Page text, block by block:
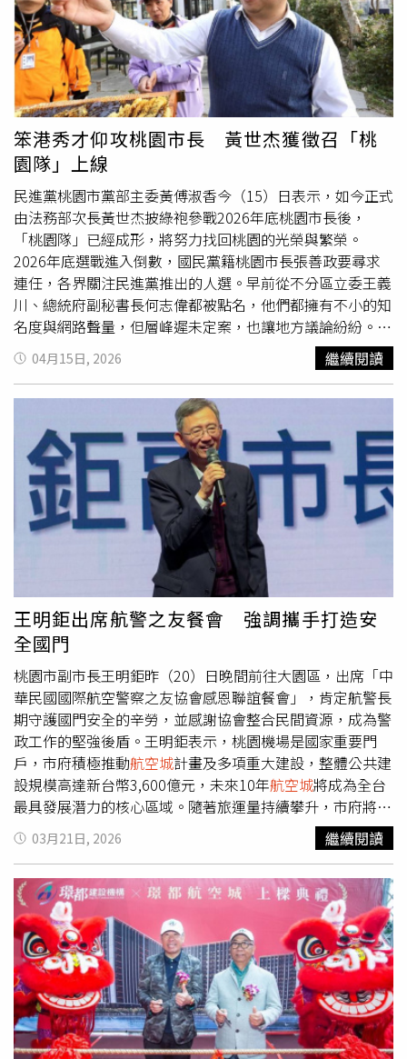
理的中小型社區。公設部分則規劃包括健身房、閱覽室、兒
童遊戲區，以及可滿足現代家庭網購需求的專屬宅配室。住
家規劃23至25坪2房，以及31至32坪3房為主流格局，每戶
皆享雙面採光，臥室與衛浴皆有對外窗，是中小戶型相當難
得的規劃。建材部分同樣展現建商對產品力與居住機能的重
視，配備包括超耐磨木地板、TOTO衛浴、林內雙機廚具並
配備BOSCH洗碗機，整體規格超越一般首購型產品的水
準。專家建議，當前房市在歷經長達2年時間的修正後，部
分區域甚至已出現接近成本價的「超跌」現象。草漯擁有穩
固的基本面與交通建設題材，目前的2字頭價位已是市場上
少數「買得起、住得好」的高CP值選項，對於有實際居住
需求的首購族而言，值此房價落底之際，確實是近年難得一
見的絕佳進場良機。
資消息是為當時民進黨市長參選人鄭運鵬助選所拋出的政策
利多，不過最後卻由國民黨籍的張善政勝選。當時在社運人
士加入運作下，不僅組成自救會，甚至扶老攜幼北上凱道抗
議，台積電因而在2023年10月宣布放棄進駐，國民兩黨也
因此互踢皮球，民進黨質疑是張市府趕走台積電，而國民黨
則反指民進黨為了選舉急於曝光，才會導致計畫見光死。中
信房屋龍潭北龍加盟店店長傅傳霖觀察，前一波龍科三期擴
建公聽會上，其實就有不少地主願意被徵收，但抗爭聲浪太
大，讓外界誤以為大家都不願意被徵收。（圖／方萬民攝）
中信房屋龍潭北龍加盟店長傅傳霖表示，其實早在2022年
以前，龍潭人都還不知道消息時，就有竹科投資客搶先到龍
潭插旗購地，因此有不少地主其實是希望台積電進駐、土地
可以被徵收的。然而4年前龍科三期擴建計畫公聽會上，最
早是有個地方仕紳在會中為百姓「喊聲」，強調不少家族在
此百年深耕，代代居住守護，不只是土地，還有無數回憶，
不希望家園拆遷。傅傳霖回憶，這位地方仕紳講得賺人熱
淚，講完後大家還拍手鼓掌。當時的幾場公聽會，傅傳霖全
程參與，後來不管國、民兩黨的民代，都為了幫老百姓發聲
而站在反對立場，但據他觀察，其實也有不少地主心裡是願
意被徵收的，只是選擇觀望，因為還有徵收價格和賠償問題
還待商討，「沒想到最後吵過頭，變成好像大家都不歡迎台
積電到龍潭，台積電不來了，大家都很錯愕！」而當初搶先
進場布局的新竹投資客，也被卡死。他表示，以前龍科沒有
臨路的土地每坪才1萬多元，最高時炒到每坪5萬元，台積電
不來後，每坪喊到3萬多也沒人接手。目前龍科三期計畫徵
收範圍超過85%為農牧及水利用地，建築用地約3%。據了
解，農地地主徵收意願較高，建地地主因多為自住，多半不
想被徵收。（圖／方萬民攝）台灣房屋集團趨勢中心資深經
理陳定中也補充表示，上一波台積電要設廠時，龍科一帶農
地單價炒到每坪5萬元，但當時傳出政府的收購價不如預
期，也是不少地主後來不願意被徵收的原因。據了解，當時
傳出收購價為4萬元。台積電不來後，土地價格雖稍有回
落，但多數地主仍希望等待價格超過5萬元以上才願意賣。
也因為有上次破局經驗，陳定中觀察，現在大家的心態都比
較保守，因為萬一又破局，地價上漲就沒指望，所以至今市
場仍相對靜悄悄。「如今策動人士已不在，農地不趁這次徵
收，以後都沒有機會，沒理由不配合！」一位在地知情人士
話說地直白，當初因為有政治力和土地正義聯盟的介入，再
加上幾個民代為了在新聞上有披露為老百姓爭取利益而加入
抗爭，不然政府的徵收價格這麼好，怎麼會不要，「當初航
空城徵收也是不願意就剔除，現在後悔死了；這時不參與，
以後永遠是農田，形勢比人強，現在沒有人介入就單純許多
了！」
笨港秀才仰攻桃園市長 黃世杰獲徵召「桃
園隊」上線
民進黨桃園市黨部主委黃傅淑香今（15）日表示，如今正式
由法務部次長黃世杰披綠袍參戰2026年底桃園市長後，
「桃園隊」已經成形，將努力找回桃園的光榮與繁榮。
2026年底選戰進入倒數，國民黨籍桃園市長張善政要尋求
連任，各界關注民進黨推出的人選。早前從不分區立委王義
川、總統府副秘書長何志偉都被點名，他們都擁有不小的知
名度與網路聲量，但層峰遲未定案，也讓地方議論紛紛。如
今答案揭曉了，47歲出身海線新屋笨港村的「笨港秀才」黃
世杰正式參戰！擁有律師資格的他曾在前市長鄭文燦市府擔
任市政顧問，進一步在2020年選上第二選區（楊梅、新
屋、觀音、大園）立委，儘管2024尋求連任時惜敗，但轉
身入閣法務部的他，沒有忘記地方，公餘仍持續深耕基層，
從法治教育到地方創生著手，持續在桃園走動。桃園
航空城
等發展中計畫如何兼顧興利與民眾權益，或許不同市長能有
解方。（圖／CTWant攝影組）桃園市議員黃瓊慧對此表
示，中執會決定徵召黃世杰選桃園市長可是一張好牌，主要
黃世杰是在地出身，為人謙和在地方耕耘紮實，擔任過立委
的他對桃園各項建設更是瞭若指掌，另外高學歷、低仇恨值
也頗對味桃園鄉親，期待未來會與黃世杰一起就任，共推有
利桃園的政策。黃傅淑香也贊同，直指黃世杰法學專業不必
質疑，另外深厚的中央及市政歷練，將逐步推出各項政見說
服桃園市民，從交通、生活等大小問題逐步解決，也讓政府
資源有效地落實讓民眾有感，桃園市黨部也將與議會黨團團
結一心，組成有專業、有溫度的團隊，希望在2026年底選
戰「把光榮找回來」。法務部次長黃世杰（左）獲總統賴清
德（右）全力相挺競逐桃園市長。（圖／方萬民攝）
04月15日, 2026 繼續閱讀
王明鉅出席航警之友餐會 強調攜手打造安
全國門
桃園市副市長王明鉅昨（20）日晚間前往大園區，出席「中
華民國國際航空警察之友協會感恩聯誼餐會」，肯定航警長
期守護國門安全的辛勞，並感謝協會整合民間資源，成為警
政工作的堅強後盾。王明鉅表示，桃園機場是國家重要門
戶，市府積極推動航空城計畫及多項重大建設，整體公共建
設規模高達新台幣3,600億元，未來10年航空城將成為全台
最具發展潛力的核心區域。隨著旅運量持續攀升，市府將與
航空警察局攜手合作，持續提升機場安全與服務品質。中華
民國國際航空警察之友協會理事長江松樺指出，面對國際情
空警察勤務，並感謝會員長期投入，讓機場整體表現獲得國
際肯定。警察局表示，航空警察局肩負維護入出境秩序、反
恐保安及查緝不法等重要任務，對國家安全與形象至關重
要。未來將持續與民間合作，強化機場安全與服務品質，確
保國門運作順暢。出席活動者包括內政部次長馬士元、交通
部航政司長韓振華、警政署長張榮興、市府警察局長廖恆
裕、大園區長余誌松、航空警察局長林建宏及協會理事長江
松樺等人。
03月21日, 2026 繼續閱讀